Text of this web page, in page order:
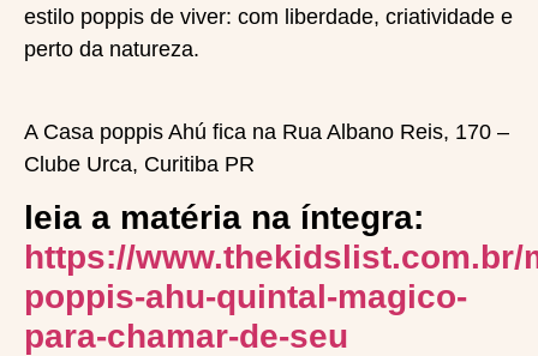
estilo poppis de viver: com liberdade, criatividade e
perto da natureza.
A Casa poppis Ahú fica na Rua Albano Reis, 170 –
Clube Urca, Curitiba PR
leia a matéria na íntegra:
https://www.thekidslist.com.br/
poppis-ahu-quintal-magico-
para-chamar-de-seu